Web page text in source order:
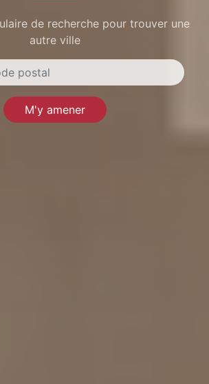
de recherche pour trouver une
autre ville
M'y amener